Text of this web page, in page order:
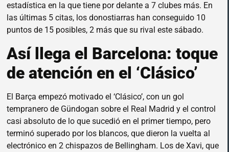
estadística en la que tiene por delante a 7 clubes más. En
las últimas 5 citas, los donostiarras han conseguido 10
puntos de 15 posibles, 2 más que su rival este sábado.
Así llega el Barcelona: toque
de atención en el ‘Clásico’
El Barça empezó motivado el ‘Clásico’, con un gol
tempranero de Gündogan sobre el Real Madrid y el control
casi absoluto de lo que sucedió en el primer tiempo, pero
terminó superado por los blancos, que dieron la vuelta al
electrónico en 2 chispazos de Bellingham. Los de Xavi, que